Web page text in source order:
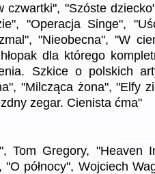
czwartki", "Szóste
"Operacja Singe",
"Nieobecna", "W
dla którego
Szkice o polskich
"Milcząca żona", "Elfy
zegar. Cienista ćma"
Tom Gregory, "Heaven
"O północy", Wojciech